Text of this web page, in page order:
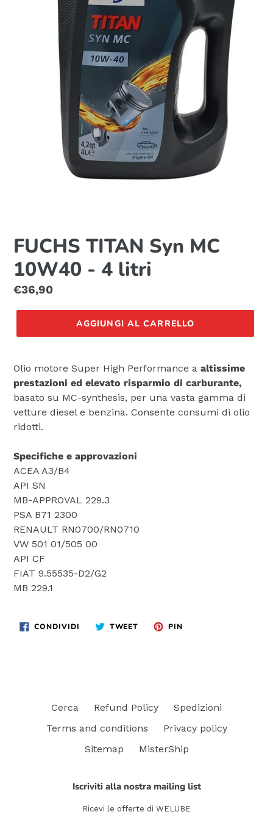
FUCHS TITAN Syn MC
10W40 - 4 litri
Prezzo
di
€36,90
AGGIUNGI AL CARRELLO
Olio motore Super High Performance a altissime
prestazioni ed elevato risparmio di carburante,
basato su MC-synthesis, per una vasta gamma di
vetture diesel e benzina. Consente consumi di olio
ridotti.
Specifiche e approvazioni
ACEA A3/B4
API SN
MB-APPROVAL 229.3
PSA B71 2300
RENAULT RN0700/RN0710
VW 501 01/505 00
API CF
FIAT 9.55535-D2/G2
MB 229.1
CONDIVIDI CONDIVIDITWEET TWITTAPIN
Cerca Refund Policy
Spedizioni
Terms and conditions
Privacy policy
Sitemap
MisterShip
Iscriviti alla nostra mailing list
Ricevi le offerte di WELUBE